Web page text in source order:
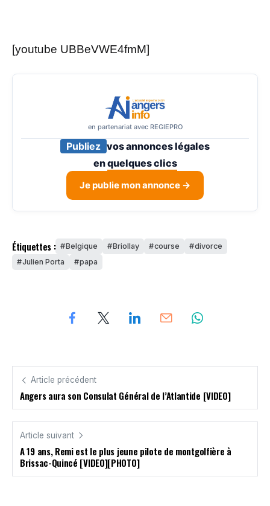
[youtube UBBeVWE4fmM]
en partenariat avec REGIEPRO
Publiez vos annonces légales
enquelques clics
Je publie mon annonce →
Étiquettes : Belgique Briollay course
divorce
Julien Porta
papa
Article précédent
Angers aura son Consulat Général de l’Atlantide [VIDEO]
Article suivant
A 19 ans, Remi est le plus jeune pilote de montgolfière à
Brissac-Quincé [VIDEO][PHOTO]